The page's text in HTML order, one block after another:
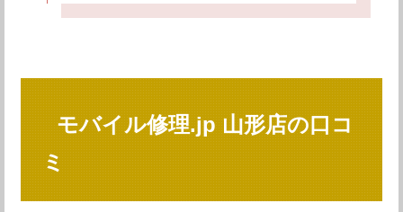
モバイル修理.jp 山形店の口コ
ミ